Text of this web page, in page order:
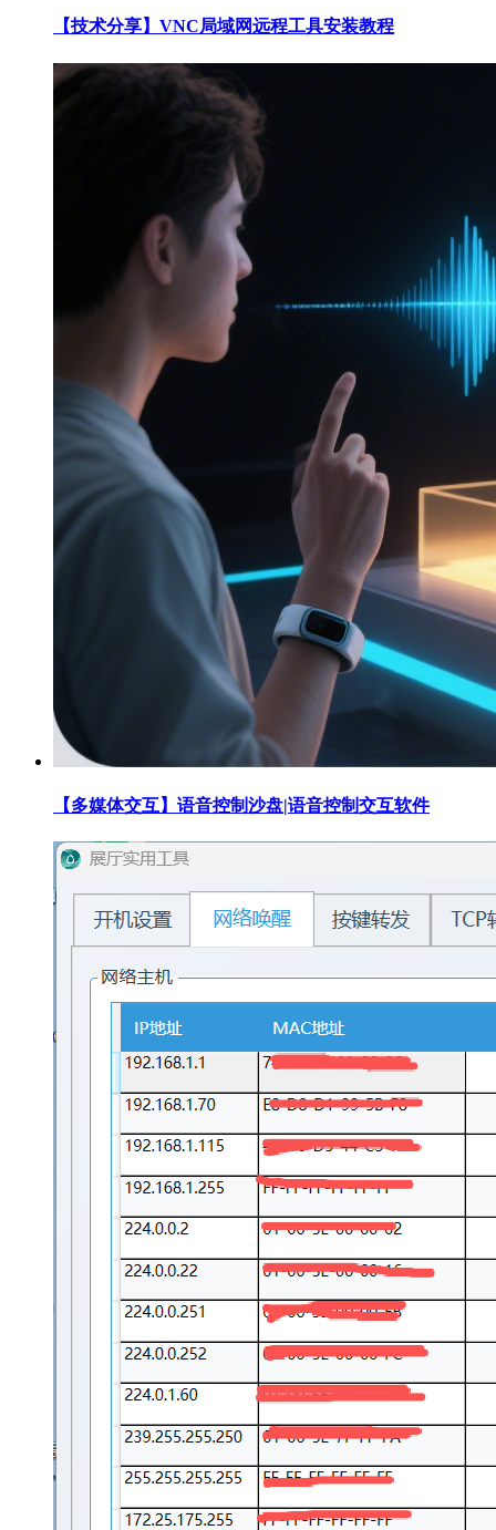
【技术分享】VNC局域网远程工具安装教程
【多媒体交互】语音控制沙盘|语音控制交互软件